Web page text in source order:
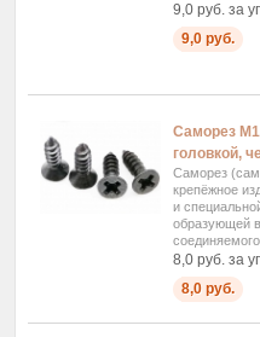
9,0 руб. за
9,0 руб.
Саморез
головкой,
Саморез
крепёжное
и
образующей
8,0 руб. за
8,0 руб.